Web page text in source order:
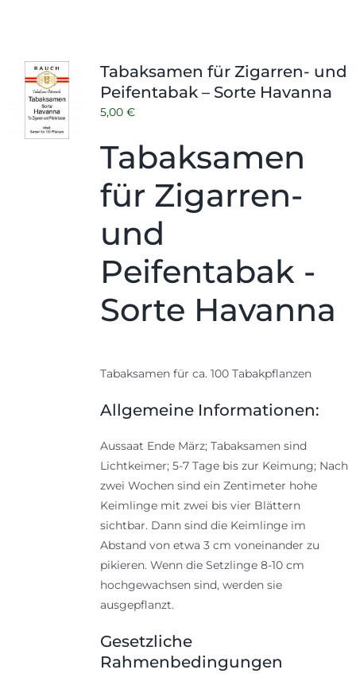
Tabaksamen für Zigarren- und
Peifentabak – Sorte Havanna
5,00 €
Tabaksamen
für Zigarren-
und
Peifentabak -
Sorte Havanna
Tabaksamen für ca. 100 Tabakpflanzen
Allgemeine Informationen:
Aussaat Ende März; Tabaksamen sind
Lichtkeimer; 5-7 Tage bis zur Keimung; Nach
zwei Wochen sind ein Zentimeter hohe
Keimlinge mit zwei bis vier Blättern
sichtbar. Dann sind die Keimlinge im
Abstand von etwa 3 cm voneinander zu
pikieren. Wenn die Setzlinge 8-10 cm
hochgewachsen sind, werden sie
ausgepflanzt.
Gesetzliche
Rahmenbedingungen